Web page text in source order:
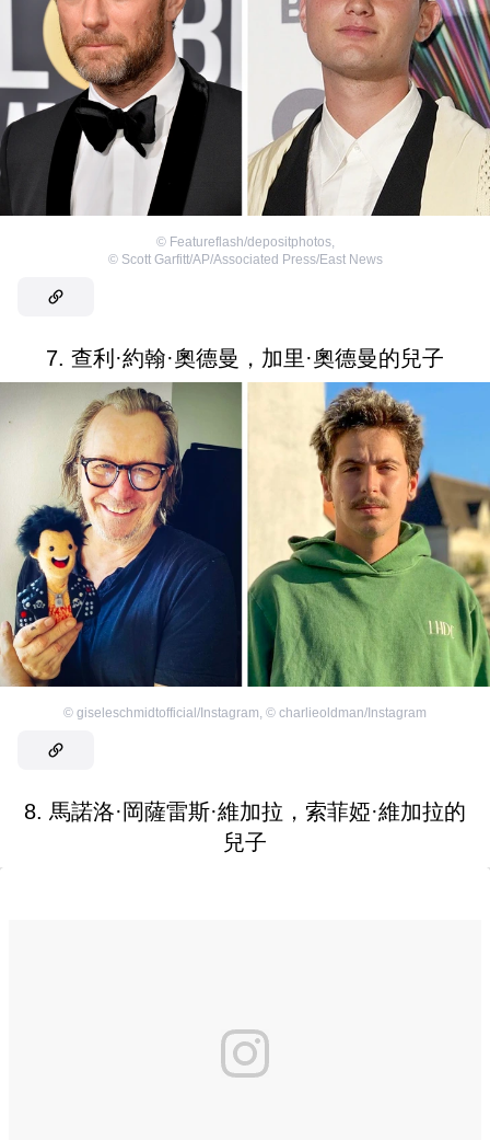
© Featureflash/depositphotos,
© Scott Garfitt/AP/Associated Press/East News
7. 查利·約翰·奧德曼，加里·奧德曼的兒子
© giseleschmidtofficial/Instagram, © charlieoldman/Instagram
8. 馬諾洛·岡薩雷斯·維加拉，索菲婭·維加拉的
兒子